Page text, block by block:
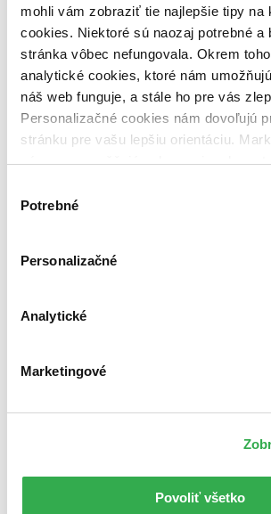
mohli vám zobraziť tie najlepšie tipy na
cookies. Niektoré sú naozaj potrebné a
stránka vôbec nefungovala. Okrem
analytické cookies, ktoré nám
náš web funguje, a stále ho pre vás
Personalizačné cookies nám dovoľujú
stránku pre vašu lepšiu orientáciu.
nám zas umožňujú zobrazenie
nám pomohlo, keby sme mohli používať
súhlasu
Potrebné
Personalizačné
Analytické
Marketingové
Povoliť všetko
Moja naj kniha
NAJ 10 kníh
28. septembra 2010
výsledky. V prípade, že by ste chceli hlasovať
na titul NAJ kniha, stačí kliknúť na danú
Moja naj kniha
NAJ 25 kníh
Juraj Šlesar
vyhlásených 25 NAJ kníh slovenských
výsledky. V prípade, že by ste chceli hlasovať
na titul NAJ kniha, stačí kliknúť na danú
prenesení na stránku Martinus.sk, […]